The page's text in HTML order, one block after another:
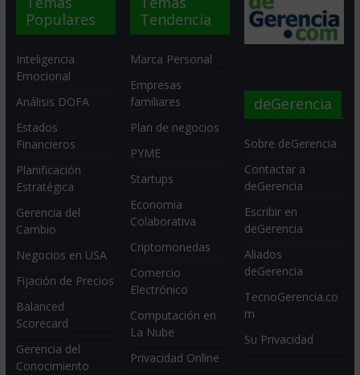
Populares
Inteligencia
Emocional
Análisis DOFA
Estados
Financieros
Planificación
Estratégica
Gerencia del
Cambio
Negocios en USA
Fijación de Precios
Balanced
Scorecard
Gerencia del
Conocimiento
Tendencia
Marca Personal
Empresas
familiares
Plan de negocios
PYME
Startups
Economia
Colaborativa
Criptomonedas
Comercio
Electrónico
Computación en
La Nube
Privacidad Online
deGerencia
Sobre deGerencia
Contactar a
deGerencia
Escribir en
deGerencia
Aliados
deGerencia
TecnoGerencia.co
m
Su Privacidad